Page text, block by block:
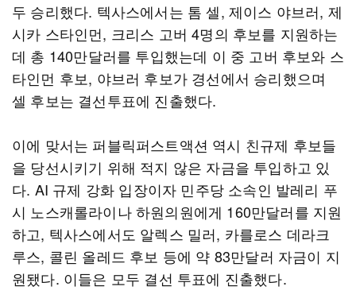
두 승리했다. 텍사스에서는 톰 셀, 제이스 야브러, 제
시카 스타인먼, 크리스 고버 4명의 후보를 지원하는
데 총 140만달러를 투입했는데 이 중 고버 후보와 스
타인먼 후보, 야브러 후보가 경선에서 승리했으며
셀 후보는 결선투표에 진출했다.
이에 맞서는 퍼블릭퍼스트액션 역시 친규제 후보들
을 당선시키기 위해 적지 않은 자금을 투입하고 있
다. AI 규제 강화 입장이자 민주당 소속인 발레리 푸
시 노스캐롤라이나 하원의원에게 160만달러를 지원
하고, 텍사스에서도 알렉스 밀러, 카를로스 데라크
루스, 콜린 올레드 후보 등에 약 83만달러 자금이 지
원됐다. 이들은 모두 결선 투표에 진출했다.